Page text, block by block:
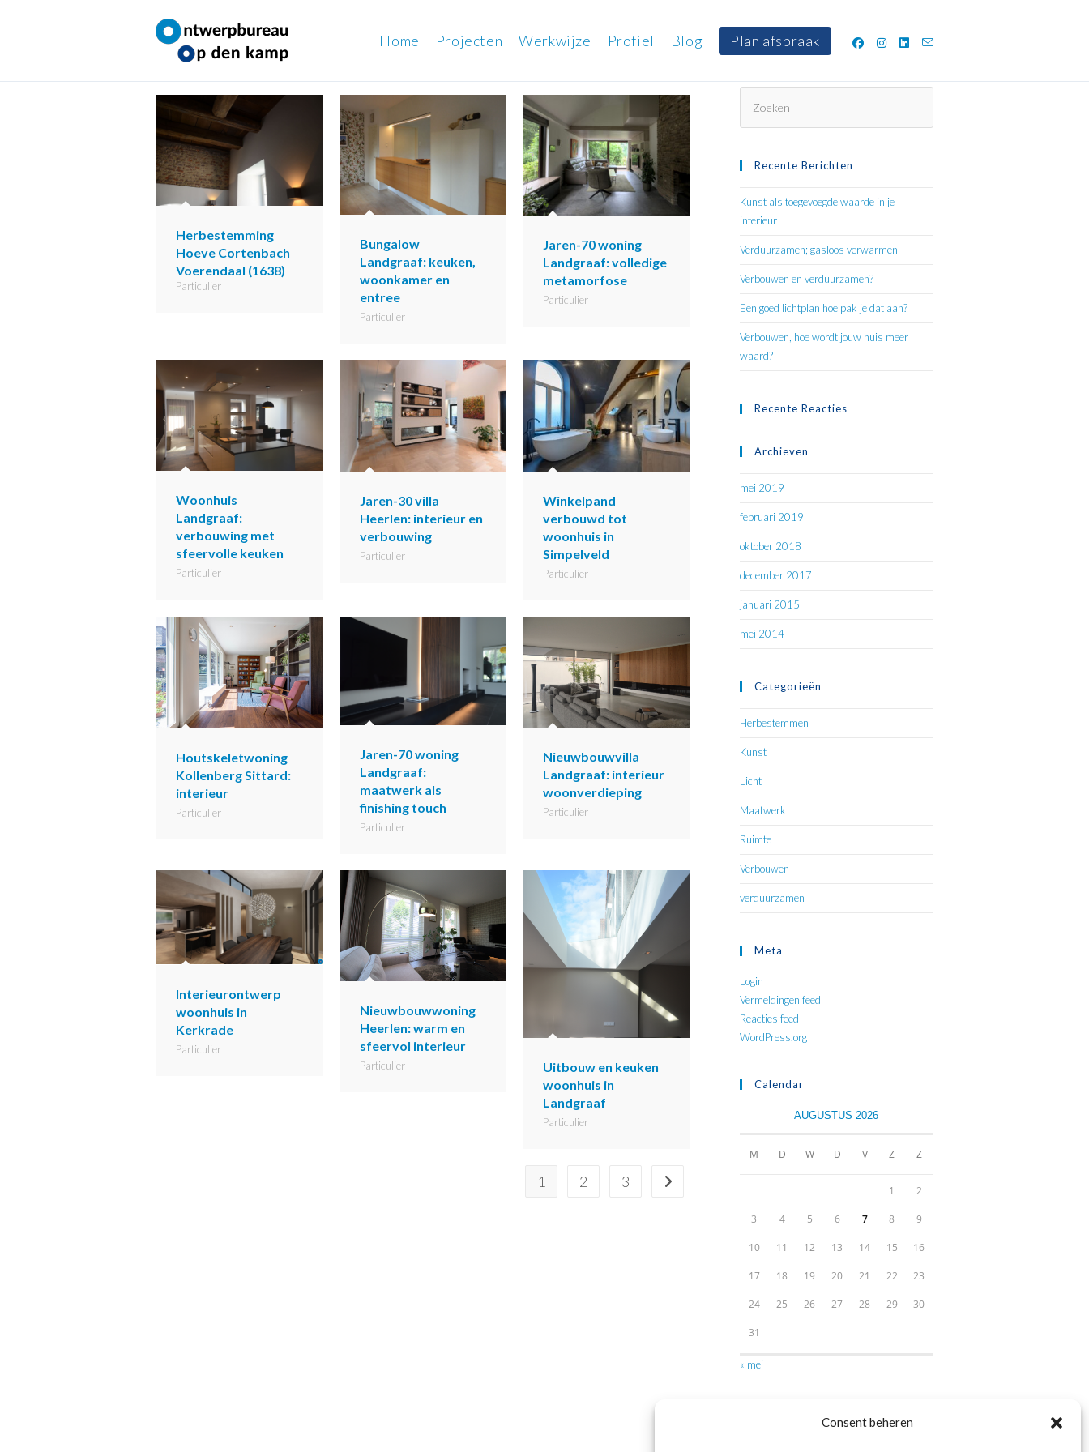
Consent beheren
Home Projecten Werkwijze Profiel Blog Plan afspraak
Herbestemming
Hoeve Cortenbach
Voerendaal (1638)
Particulier
Bungalow
Landgraaf: keuken,
woonkamer en
entree
Particulier
Jaren-70 woning
Landgraaf: volledige
metamorfose
Particulier
Woonhuis
Landgraaf:
verbouwing met
sfeervolle keuken
Particulier
Jaren-30 villa
Heerlen: interieur en
verbouwing
Particulier
Winkelpand
verbouwd tot
woonhuis in
Simpelveld
Particulier
Houtskeletwoning
Kollenberg Sittard:
interieur
Particulier
Jaren-70 woning
Landgraaf:
maatwerk als
finishing touch
Particulier
Nieuwbouwvilla
Landgraaf: interieur
woonverdieping
Particulier
Interieurontwerp
woonhuis in
Kerkrade
Particulier
Nieuwbouwwoning
Heerlen: warm en
sfeervol interieur
Particulier
Uitbouw en keuken
woonhuis in
Landgraaf
Particulier
1 2 3
Recente Berichten
Kunst als toegevoegde waarde in je
interieur
Verduurzamen; gasloos verwarmen
Verbouwen en verduurzamen?
Een goed lichtplan hoe pak je dat aan?
Verbouwen, hoe wordt jouw huis meer
waard?
Recente Reacties
Archieven
mei 2019
februari 2019
oktober 2018
december 2017
januari 2015
mei 2014
Categorieën
Herbestemmen
Kunst
Licht
Maatwerk
Ruimte
Verbouwen
verduurzamen
Meta
Login
Vermeldingen feed
Reacties feed
WordPress.org
Calendar
AUGUSTUS 2026
M D W D V Z Z
1 2
3 4 5 6 7 8 9
10 11 12 13 14 15 16
17 18 19 20 21 22 23
24 25 26 27 28 29 30
31
« mei